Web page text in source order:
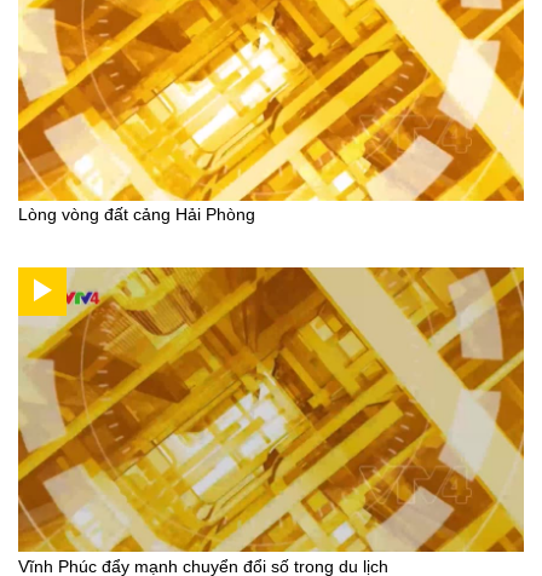
Lòng vòng đất cảng Hải Phòng
Vĩnh Phúc đẩy mạnh chuyển đổi số trong du lịch